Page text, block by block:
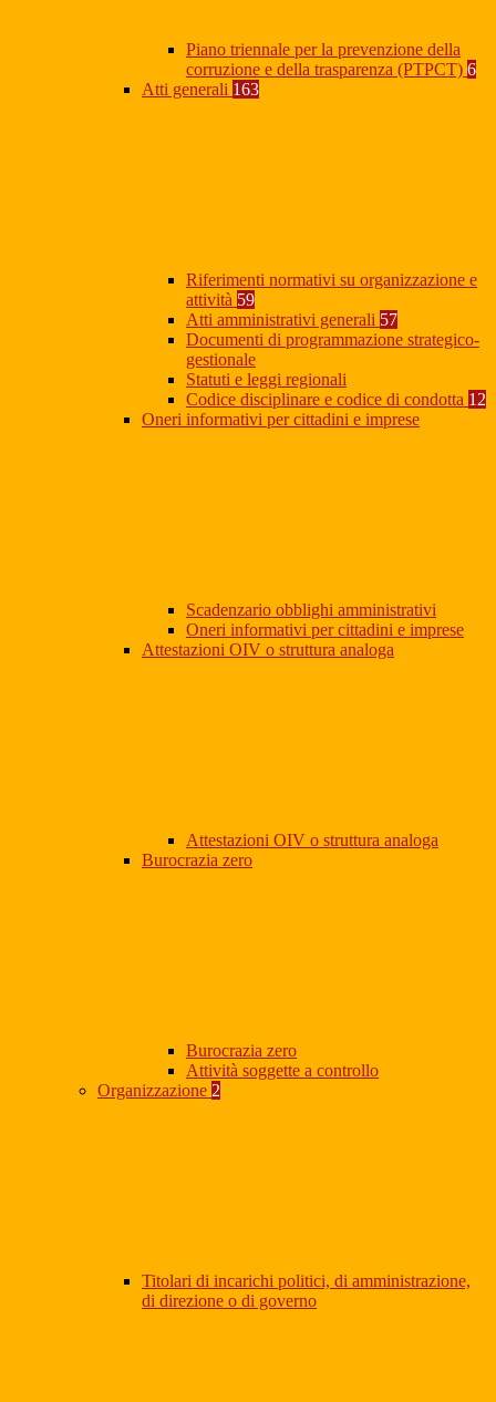
Piano triennale per la prevenzione della
corruzione e della trasparenza (PTPCT) 6
Atti generali 163
Riferimenti normativi su organizzazione e
attività 59
Atti amministrativi generali 57
Documenti di programmazione strategico-
gestionale
Statuti e leggi regionali
Codice disciplinare e codice di condotta 12
Oneri informativi per cittadini e imprese
Scadenzario obblighi amministrativi
Oneri informativi per cittadini e imprese
Attestazioni OIV o struttura analoga
Attestazioni OIV o struttura analoga
Burocrazia zero
Burocrazia zero
Attività soggette a controllo
Organizzazione 2
Titolari di incarichi politici, di amministrazione,
di direzione o di governo